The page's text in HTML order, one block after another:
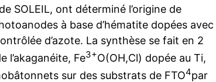
SOLEIL, ont déterminé l’origine de
à base d’hématite dopées avec
d’azote. La synthèse se fait en 2
l’akaganéite, Fe3+O(OH,Cl) dopée au Ti,
sur des substrats de FTO4par